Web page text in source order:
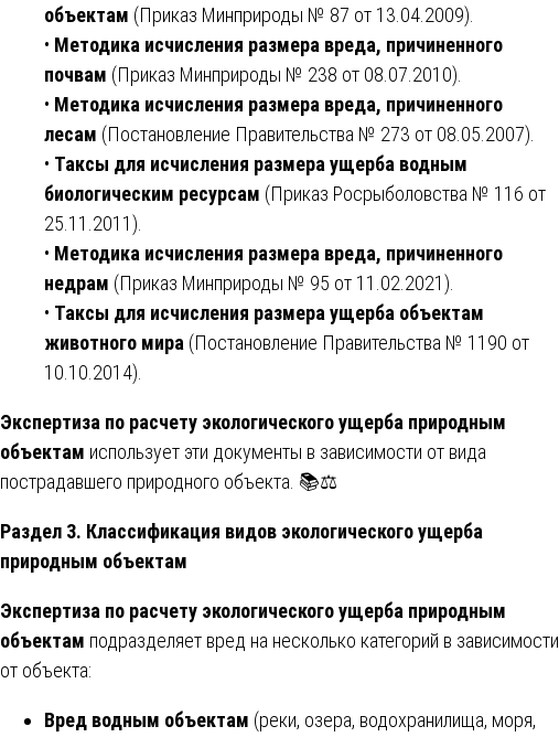
объектам (Приказ Минприроды № 87 от 13.04.2009).
• Методика исчисления размера вреда, причиненного
почвам (Приказ Минприроды № 238 от 08.07.2010).
• Методика исчисления размера вреда, причиненного
лесам (Постановление Правительства № 273 от 08.05.2007).
• Таксы для исчисления размера ущерба водным
биологическим ресурсам (Приказ Росрыболовства № 116 от
25.11.2011).
• Методика исчисления размера вреда, причиненного
недрам (Приказ Минприроды № 95 от 11.02.2021).
• Таксы для исчисления размера ущерба объектам
животного мира (Постановление Правительства № 1190 от
10.10.2014).
Экспертиза по расчету экологического ущерба природным
объектам использует эти документы в зависимости от вида
пострадавшего природного объекта. 📚⚖️
Раздел 3. Классификация видов экологического ущерба
природным объектам
Экспертиза по расчету экологического ущерба природным
объектам подразделяет вред на несколько категорий в зависимости
от объекта:
Вред водным объектам (реки, озера, водохранилища, моря,